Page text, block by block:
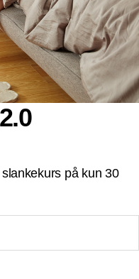
på kun 30